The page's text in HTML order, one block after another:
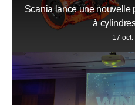
Scania lance une nouvelle
à
17 oct.